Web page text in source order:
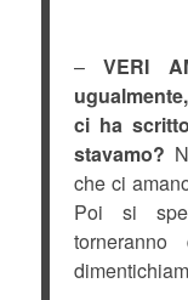
–VERI
ci ha
stavamo?
che ci
Poi si